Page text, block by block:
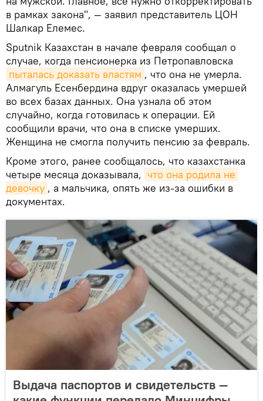
в рамках закона", — заявил представитель ЦОН
Шалкар Елемес.
Sputnik Казахстан в начале февраля сообщал о
случае, когда пенсионерка из Петропавловска
пыталась доказать властям , что она не умерла.
Алмагуль Есенбердина вдруг оказалась умершей
во всех базах данных. Она узнала об этом
случайно, когда готовилась к операции. Ей
сообщили врачи, что она в списке умерших.
Женщина не смогла получить пенсию за февраль.
Кроме этого, ранее сообщалось, что казахстанка
четыре месяца доказывала, что она родила не
девочку , а мальчика, опять же из-за ошибки в
документах.
Выдача паспортов и свидетельств —